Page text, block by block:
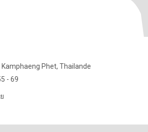
Kamphaeng Phet, Thailande
- 69